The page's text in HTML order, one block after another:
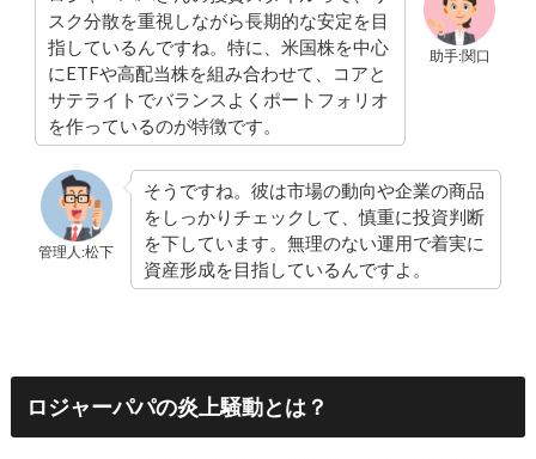
助手:関口
スク分散を重視しながら長期的な安定を目
指しているんですね。特に、米国株を中心
にETFや高配当株を組み合わせて、コアと
サテライトでバランスよくポートフォリオ
を作っているのが特徴です。
管理人:松下
そうですね。彼は市場の動向や企業の商品
をしっかりチェックして、慎重に投資判断
を下しています。無理のない運用で着実に
資産形成を目指しているんですよ。
ロジャーパパの炎上騒動とは？